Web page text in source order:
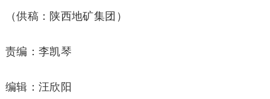
（供稿：陕西地矿集团）
责编：李凯琴
编辑：汪欣阳